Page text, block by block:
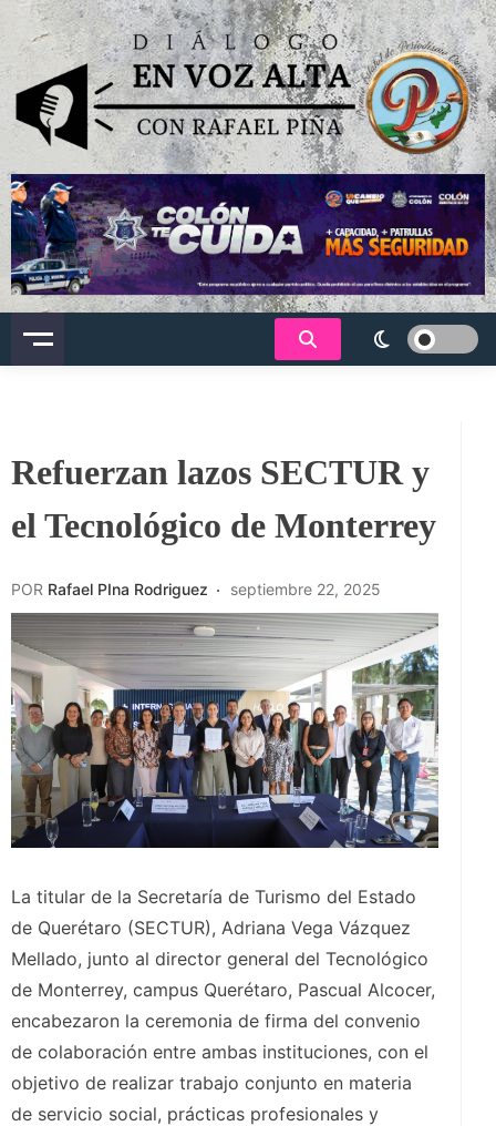
Saltar
al
contenido
Dialogo en voz alta
Refuerzan lazos SECTUR y
el Tecnológico de Monterrey
POR Rafael PIna Rodriguez septiembre 22, 2025
La titular de la Secretaría de Turismo del Estado
de Querétaro (SECTUR), Adriana Vega Vázquez
Mellado, junto al director general del Tecnológico
de Monterrey, campus Querétaro, Pascual Alcocer,
encabezaron la ceremonia de firma del convenio
de colaboración entre ambas instituciones, con el
objetivo de realizar trabajo conjunto en materia
de servicio social, prácticas profesionales y